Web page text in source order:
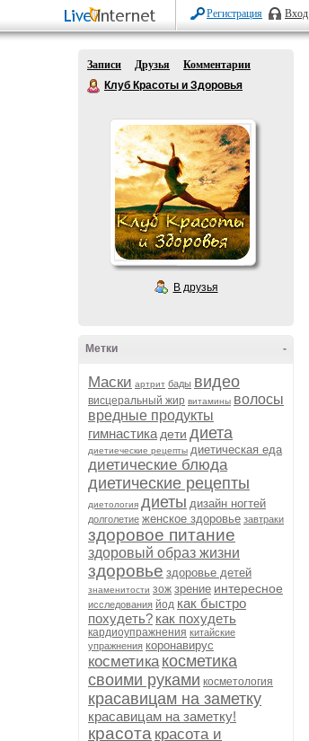
Регистрация Вход
Записи Друзья
Комментарии
Клуб Красоты и Здоровья
В друзья
-
Метки
Маски артрит бады видео
висцеральный жир витамины волосы
вредные продукты
гимнастика дети диета
диетиеческие рецепты диетическая еда
диетические блюда
диетические рецепты
диетология диеты дизайн ногтей
долголетие женское здоровье завтраки
здоровое питание
здоровый образ жизни
здоровье здоровье детей
знаменитости зож зрение интересное
исследования йод как быстро
похудеть? как похудеть
кардиоупражнения китайские
упражнения коронавирус
косметика косметика
своими руками косметология
красавицам на заметку
красавицам на заметку!
красота красота и